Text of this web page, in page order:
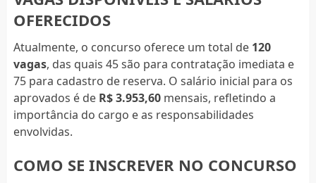
OFERECIDOS
Atualmente, o concurso oferece um total de 120
vagas, das quais 45 são para contratação imediata e
75 para cadastro de reserva. O salário inicial para os
aprovados é de R$ 3.953,60mensais, refletindo a
importância do cargo e as responsabilidades
envolvidas.
COMO SE INSCREVER NO CONCURSO